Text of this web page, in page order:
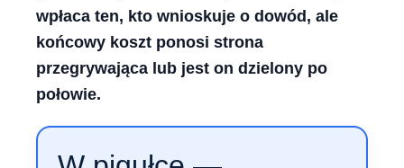
wpłaca ten, kto wnioskuje o dowód, ale
końcowy koszt ponosi strona
przegrywająca lub jest on dzielony po
połowie.